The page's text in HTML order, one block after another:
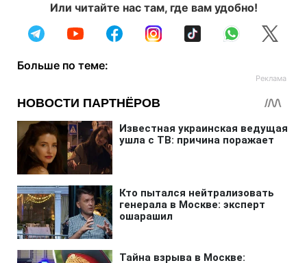
Или читайте нас там, где вам удобно!
Больше по теме: